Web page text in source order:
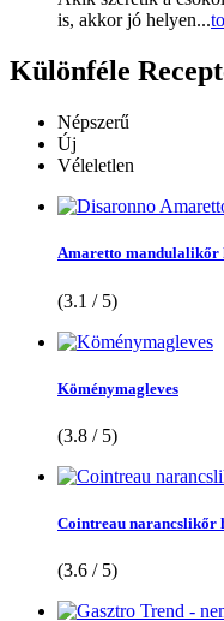
is, akkor jó helyen...
Különféle
Népszerű
Új
Véleletlen
Amaretto mandulalikőr
(3.1 / 5)
Köménymagleves
(3.8 / 5)
Cointreau narancslikőr
(3.6 / 5)